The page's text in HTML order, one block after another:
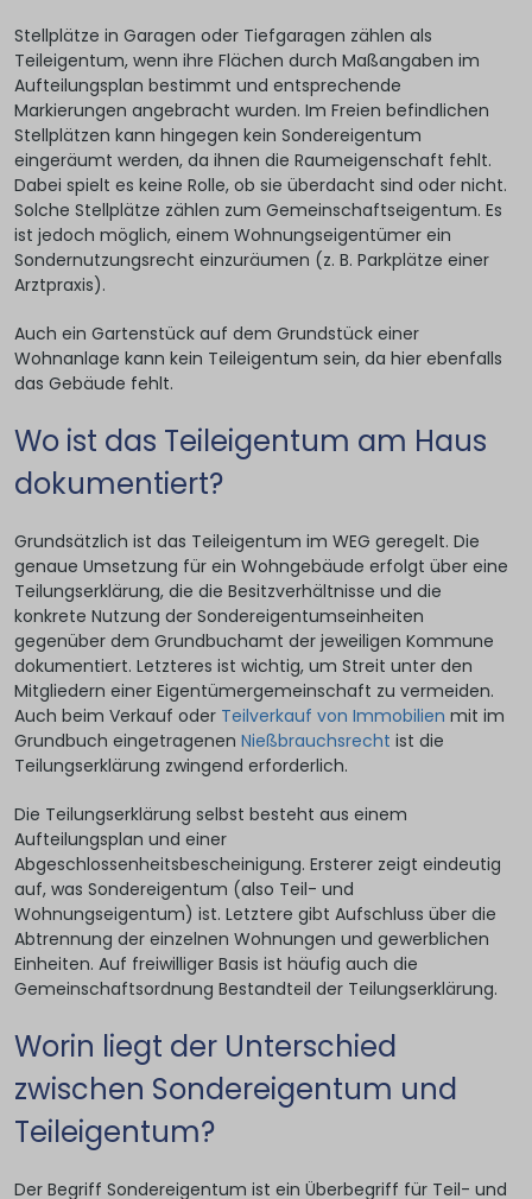
Stellplätze in Garagen oder Tiefgaragen zählen als
Teileigentum, wenn ihre Flächen durch Maßangaben im
Aufteilungsplan bestimmt und entsprechende
Markierungen angebracht wurden. Im Freien befindlichen
Stellplätzen kann hingegen kein Sondereigentum
eingeräumt werden, da ihnen die Raumeigenschaft fehlt.
Dabei spielt es keine Rolle, ob sie überdacht sind oder nicht.
Solche Stellplätze zählen zum Gemeinschaftseigentum. Es
ist jedoch möglich, einem Wohnungseigentümer ein
Sondernutzungsrecht einzuräumen (z. B. Parkplätze einer
Arztpraxis).
Auch ein Gartenstück auf dem Grundstück einer
Wohnanlage kann kein Teileigentum sein, da hier ebenfalls
das Gebäude fehlt.
Wo ist das Teileigentum am Haus
dokumentiert?
Grundsätzlich ist das Teileigentum im WEG geregelt. Die
genaue Umsetzung für ein Wohngebäude erfolgt über eine
Teilungserklärung, die die Besitzverhältnisse und die
konkrete Nutzung der Sondereigentumseinheiten
gegenüber dem Grundbuchamt der jeweiligen Kommune
dokumentiert. Letzteres ist wichtig, um Streit unter den
Mitgliedern einer Eigentümergemeinschaft zu vermeiden.
Auch beim Verkauf oder Teilverkauf von Immobilien mit im
Grundbuch eingetragenen Nießbrauchsrecht ist die
Teilungserklärung zwingend erforderlich.
Die Teilungserklärung selbst besteht aus einem
Aufteilungsplan und einer
Abgeschlossenheitsbescheinigung. Ersterer zeigt eindeutig
auf, was Sondereigentum (also Teil- und
Wohnungseigentum) ist. Letztere gibt Aufschluss über die
Abtrennung der einzelnen Wohnungen und gewerblichen
Einheiten. Auf freiwilliger Basis ist häufig auch die
Gemeinschaftsordnung Bestandteil der Teilungserklärung.
Worin liegt der Unterschied
zwischen Sondereigentum und
Teileigentum?
Der Begriff Sondereigentum ist ein Überbegriff für Teil- und